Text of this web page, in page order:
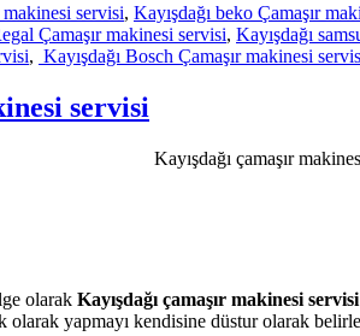
makinesi servisi, Kayışdağı beko Çamaşır
Çamaşır makinesi servisi, Kayışdağı
, Kayışdağı Bosch Çamaşır makinesi
servisi
Kayışdağı çamaşır
olarak Kayışdağı çamaşır makinesi servisi
olarak yapmayı kendisine düstur olarak